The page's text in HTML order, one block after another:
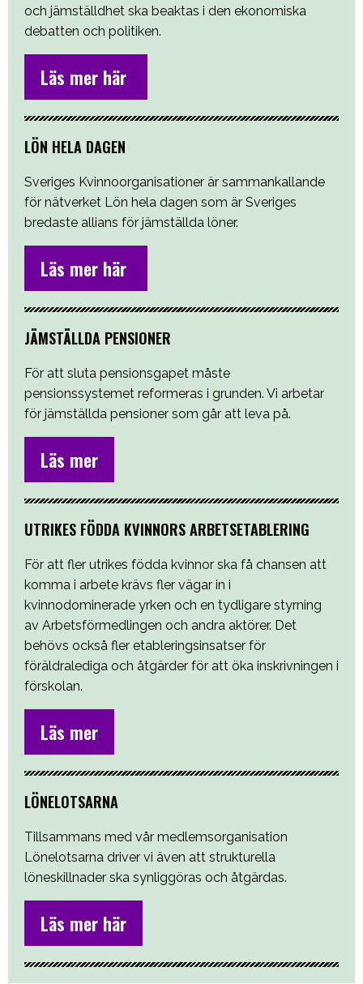
och jämställdhet ska beaktas i den ekonomiska
debatten och politiken.
Läs mer här
LÖN HELA DAGEN
Sveriges Kvinnoorganisationer är sammankallande
för nätverket Lön hela dagen som är Sveriges
bredaste allians för jämställda löner.
Läs mer här
JÄMSTÄLLDA PENSIONER
För att sluta pensionsgapet måste
pensionssystemet reformeras i grunden. Vi arbetar
för jämställda pensioner som går att leva på.
Läs mer
UTRIKES FÖDDA KVINNORS ARBETSETABLERING
För att fler utrikes födda kvinnor ska få chansen att
komma i arbete krävs fler vägar in i
kvinnodominerade yrken och en tydligare styrning
av Arbetsförmedlingen och andra aktörer. Det
behövs också fler etableringsinsatser för
föräldralediga och åtgärder för att öka inskrivningen i
förskolan.
Läs mer
LÖNELOTSARNA
Tillsammans med vår medlemsorganisation
Lönelotsarna driver vi även att strukturella
löneskillnader ska synliggöras och åtgärdas.
Läs mer här